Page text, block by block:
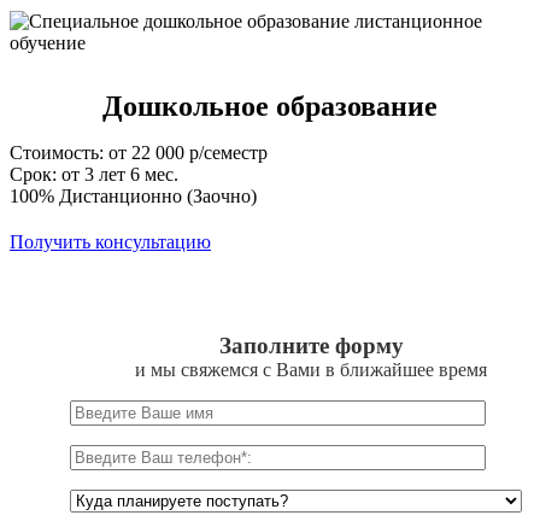
Дошкольное образование
Стоимость: от 22 000 р/семестр
Срок: от 3 лет 6 мес.
100% Дистанционно (Заочно)
Получить консультацию
Заполните форму
и мы свяжемся с Вами в ближайшее время